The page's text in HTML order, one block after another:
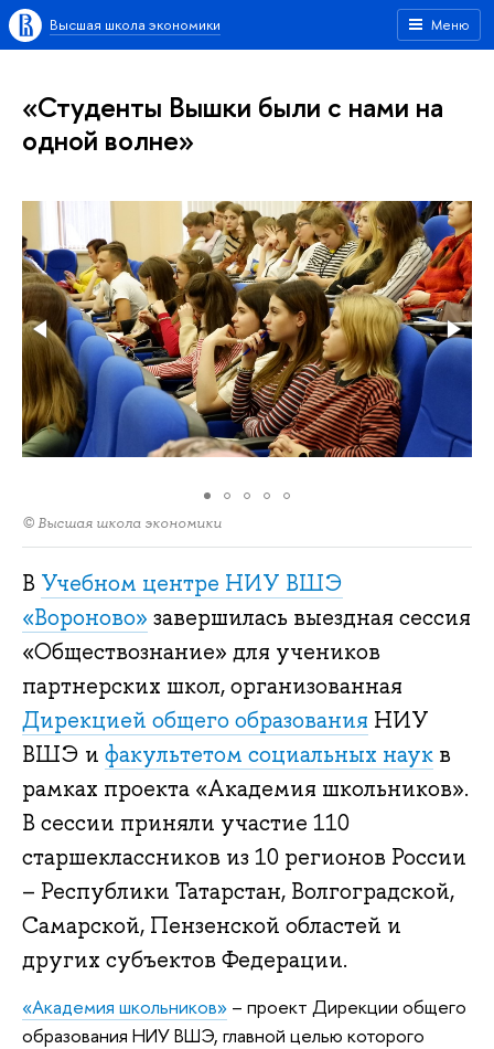
Меню
Высшая школа экономики
«Студенты Вышки были с нами на
одной волне»
© Высшая школа экономики
В Учебном центре НИУ ВШЭ
«Вороново» завершилась выездная сессия
«Обществознание» для учеников
партнерских школ, организованная
Дирекцией общего образования НИУ
ВШЭ и факультетом социальных наук в
рамках проекта «Академия школьников».
В сессии приняли участие 110
старшеклассников из 10 регионов России
– Республики Татарстан, Волгоградской,
Самарской, Пензенской областей и
других субъектов Федерации.
«Академия школьников» – проект Дирекции общего
образования НИУ ВШЭ, главной целью которого